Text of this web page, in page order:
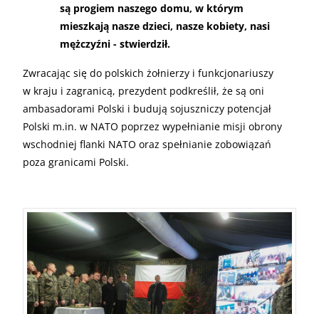
są progiem naszego domu, w którym
mieszkają nasze dzieci, nasze kobiety, nasi
mężczyźni - stwierdził.
Zwracając się do polskich żołnierzy i funkcjonariuszy
w kraju i zagranicą, prezydent podkreślił, że są oni
ambasadorami Polski i budują sojuszniczy potencjał
Polski m.in. w NATO poprzez wypełnianie misji obrony
wschodniej flanki NATO oraz spełnianie zobowiązań
poza granicami Polski.